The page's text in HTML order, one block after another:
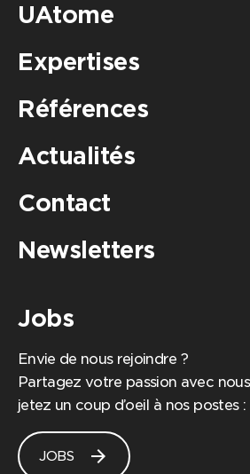
UAtome
Expertises
Références
Actualités
Contact
Newsletters
Jobs
Envie de nous rejoindre ?
Partagez votre passion avec
jetez un coup d’oeil à nos postes :
JOBS arrow_forward